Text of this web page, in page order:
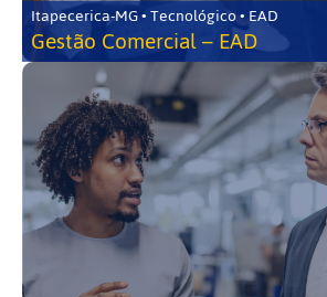
Itapecerica-MG • Tecnológico • EAD
Gestão Comercial – EAD